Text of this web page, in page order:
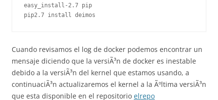
easy_install-2.7 pip
Cuando revisamos el log de docker podemos encontrar un
mensaje diciendo que la versiÃ³n de docker es inestable
debido a la versiÃ³n del kernel que estamos usando, a
continuaciÃ³n actualizaremos el kernel a la Ãºltima versiÃ³n
que esta disponible en el repositorio elrepo